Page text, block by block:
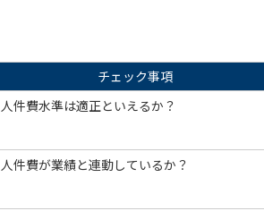
チェック事項
人件費水準は適正といえるか？
人件費が業績と連動しているか？